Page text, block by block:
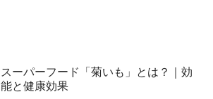
スーパーフード「菊いも」とは？｜効
能と健康効果